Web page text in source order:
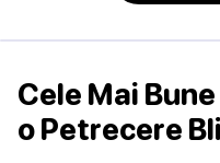
Cele Mai
o Petrecere